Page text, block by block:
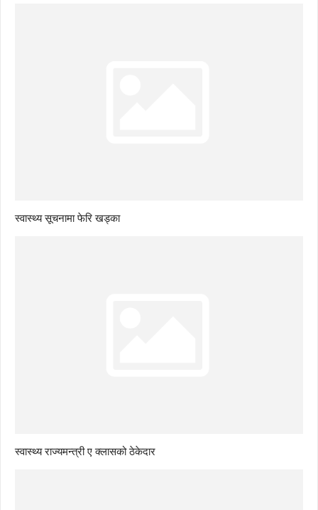
स्वास्थ्य सूचनामा फेरि खड्का
स्वास्थ्य राज्यमन्त्री ए क्लासको ठेकेदार